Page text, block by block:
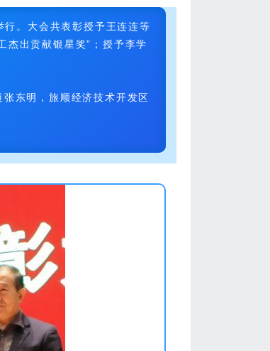
。大会共表彰授予王连连等
杰出贡献银星奖”；授予李学
东明，旅顺经济技术开发区